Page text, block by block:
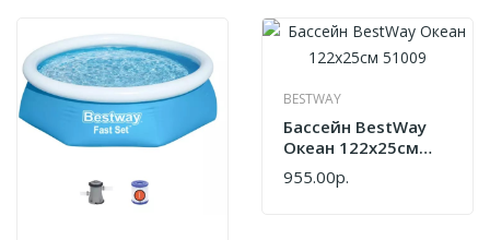
BESTWAY
Бассейн BestWay
Океан 122х25см
51009
955.00р.